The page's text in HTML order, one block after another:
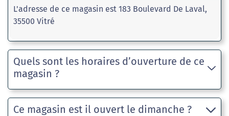
L'adresse de ce magasin est 183 Boulevard De Laval,
35500 Vitré
Quels sont les horaires d’ouverture de ce
magasin ?
Ce magasin est il ouvert le dimanche ?